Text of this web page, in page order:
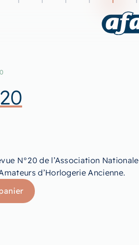
N°20 de l’Association Nationale
d’Horlogerie Ancienne.